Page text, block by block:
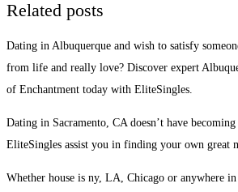
Related posts
Dating in Albuquerque and wish to satisfy
from life and really love? Discover expert
of Enchantment today with EliteSingles.
Dating in Sacramento, CA doesn’t have
EliteSingles assist you in finding your own great
Whether house is ny, LA, Chicago or anywhere